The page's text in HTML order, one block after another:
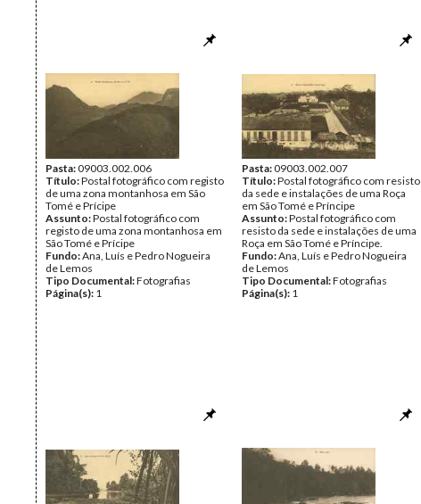
Pasta:09003.002.006
Título:Postal fotográfico com registo
de uma zona montanhosa em São
Tomé e Prícipe
Assunto:Postal fotográfico com
registo de uma zona montanhosa em
São Tomé e Prícipe
Fundo:Ana, Luís e Pedro Nogueira
de Lemos
Tipo Documental:Fotografias
Página(s): 1
Pasta:09003.002.007
Título:Postal fotográfico com resisto
da sede e instalações de uma Roça
em São Tomé e Príncipe
Assunto:Postal fotográfico com
resisto da sede e instalações de uma
Roça em São Tomé e Príncipe.
Fundo:Ana, Luís e Pedro Nogueira
de Lemos
Tipo Documental:Fotografias
Página(s): 1